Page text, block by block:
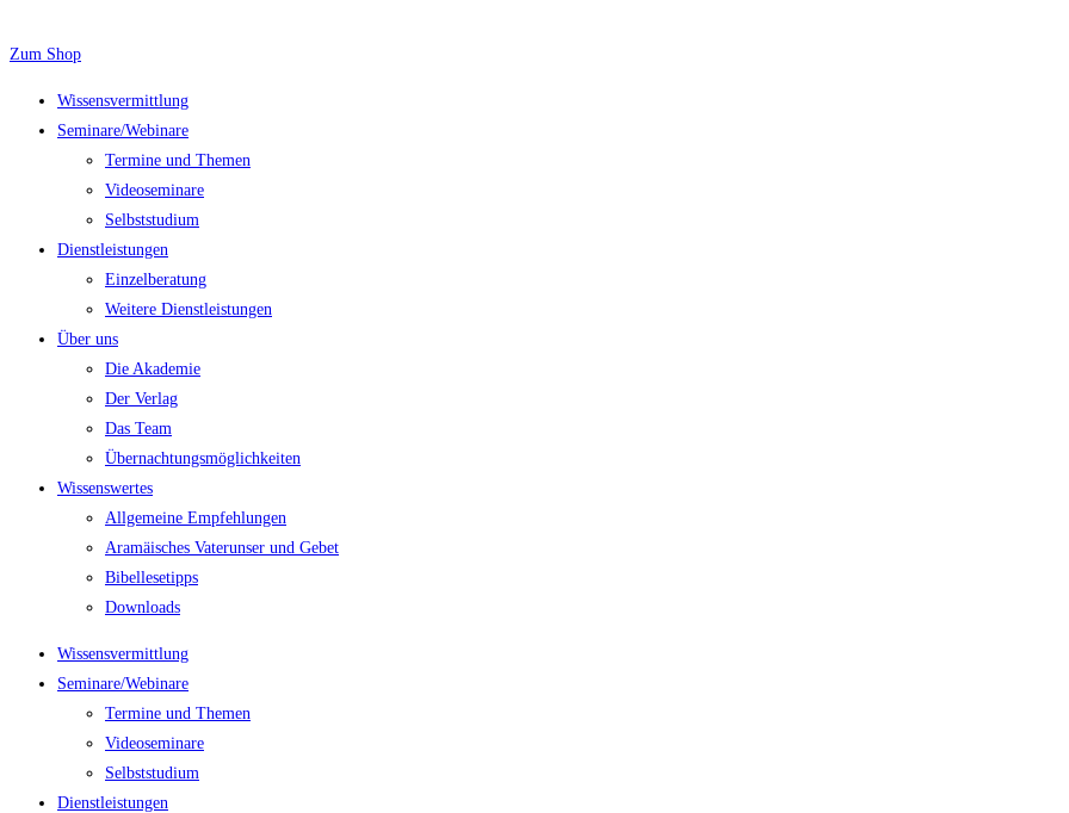
Inhalt
Zum Shop
Wissensvermittlung
Seminare/Webinare
Termine und Themen
Videoseminare
Selbststudium
Dienstleistungen
Einzelberatung
Weitere Dienstleistungen
Über uns
Die Akademie
Der Verlag
Das Team
Übernachtungsmöglichkeiten
Wissenswertes
Allgemeine Empfehlungen
Aramäisches Vaterunser und Gebet
Bibellesetipps
Downloads
Wissensvermittlung
Seminare/Webinare
Termine und Themen
Videoseminare
Selbststudium
Dienstleistungen